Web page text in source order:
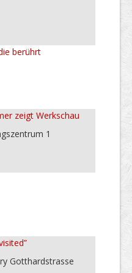
berührt
zeigt Werkschau
1
Gotthardstrasse